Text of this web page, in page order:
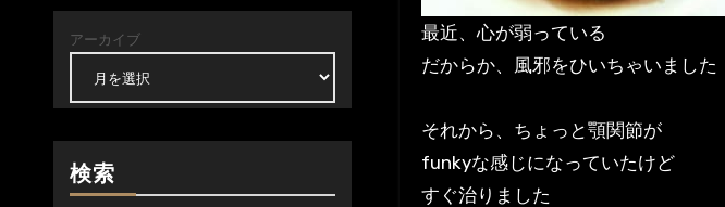
アーカイブ
検索
最近、心が弱っている
だからか、風邪をひいちゃいました
それから、ちょっと顎関節が
funkyな感じになっていたけど
すぐ治りました